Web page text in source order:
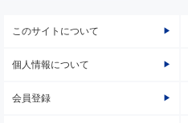
このサイトについて
個人情報について
会員登録